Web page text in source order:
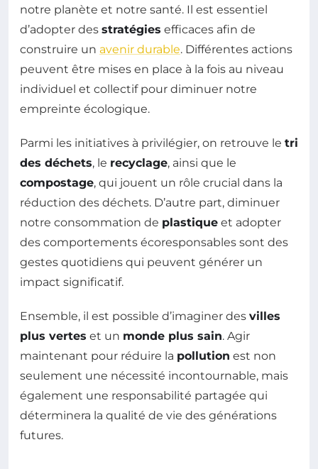
notre planète et notre santé. Il est essentiel
d’adopter des stratégies efficaces afin de
construire un avenir durable. Différentes actions
peuvent être mises en place à la fois au niveau
individuel et collectif pour diminuer notre
empreinte écologique.
Parmi les initiatives à privilégier, on retrouve le tri
des déchets, le recyclage, ainsi que le
compostage, qui jouent un rôle crucial dans la
réduction des déchets. D’autre part, diminuer
notre consommation de plastique et adopter
des comportements écoresponsables sont des
gestes quotidiens qui peuvent générer un
impact significatif.
Ensemble, il est possible d’imaginer des villes
plus vertes et un monde plus sain. Agir
maintenant pour réduire la pollution est non
seulement une nécessité incontournable, mais
également une responsabilité partagée qui
déterminera la qualité de vie des générations
futures.